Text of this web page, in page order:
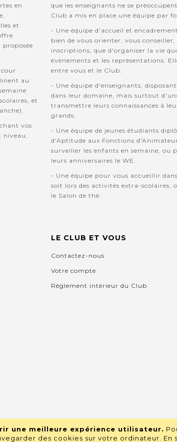
une meilleure expérience utilisateur.
des cookies sur votre ordinateur. En
en
et
au
et
vos
niveau,
que les enseignants ne se
Club a mis en place une équipe par
- Une équipe d'accueil et
bien de vous orienter, vous
inscriptions, que d'organiser la vie
évènements et les représentations.
entre vous et le Club.
- Une équipe d'enseignants,
dans leur domaine, mais surtout
transmettre leurs connaissances à
grands.
- Une équipe de jeunes étudiants
d'Aptitude aux Fonctions
surveiller les enfants en semaine, ou
leurs anniversaires le WE.
- Une équipe pour vous accueillir
soit lors des activités extra-scolaires,
le Salon de thé.
LE CLUB ET VOUS
Contactez-nous
Votre compte
Règlement intérieur du Club